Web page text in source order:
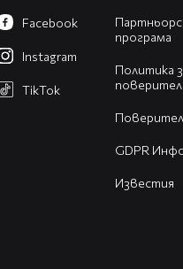
програма
Политика
GDPR
Известия
Facebook
Instagram
TikTok